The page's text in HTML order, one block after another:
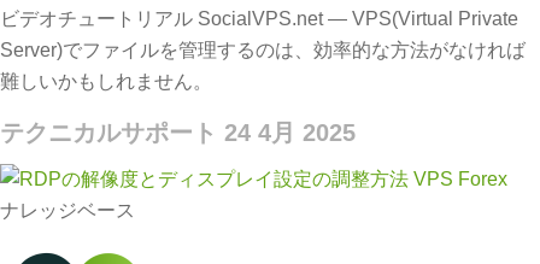
ビデオチュートリアル SocialVPS.net — VPS(Virtual Private
Server)でファイルを管理するのは、効率的な方法がなければ
難しいかもしれません。
テクニカルサポート 24 4月 2025
ナレッジベース